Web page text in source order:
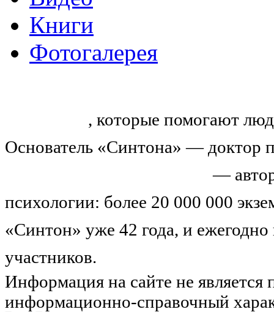
Книги
Фотогалерея
, которые помогают
Основатель «Синтона» — доктор
—
психологии: более 20 000 000
«Синтон» уже 42 года, и
участников.
Информация на сайте не
информационно-справочный